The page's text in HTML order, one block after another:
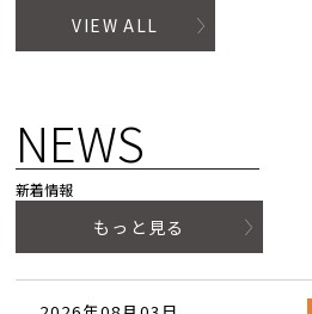
VIEW ALL
NEWS
新着情報
もっと見る